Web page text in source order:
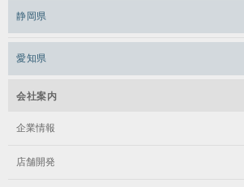
メガロスルフレ田端
メガロスキッズ錦糸町
メガロス葛飾
メガロスルフレ武蔵小金井
メガロス小平テニススクール
メガロス日吉
メガロス綱島
メガロスルフレ綱島
メガロス市ヶ尾
メガロス本八幡
静岡県
愛知県
メガロステラッセ納屋橋
メガロス千種
会社案内
企業情報
店舗開発